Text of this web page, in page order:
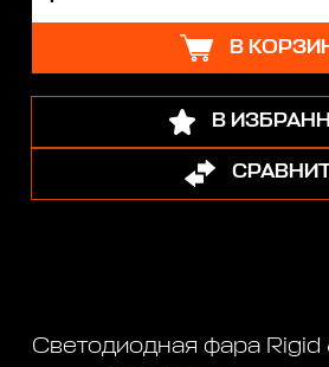
В
В
Светодиодная фара